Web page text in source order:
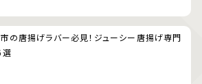
の唐揚げラバー必見！ジューシー唐揚げ専門
選